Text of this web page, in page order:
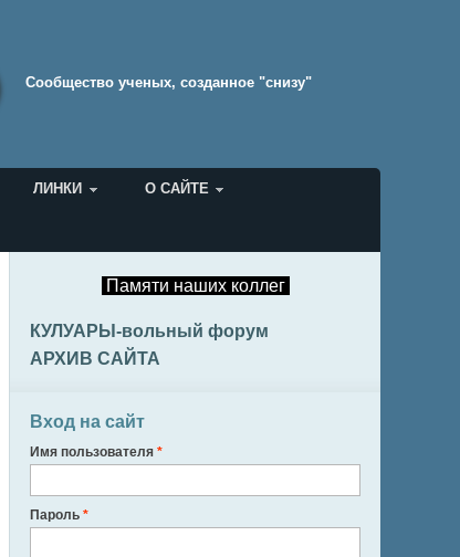
Cообщество ученых, созданное "снизу"
ЛИНКИ О САЙТЕ
Памяти наших коллег
КУЛУАРЫ-вольный форум
АРХИВ САЙТА
Вход на сайт
Имя пользователя *
Пароль *